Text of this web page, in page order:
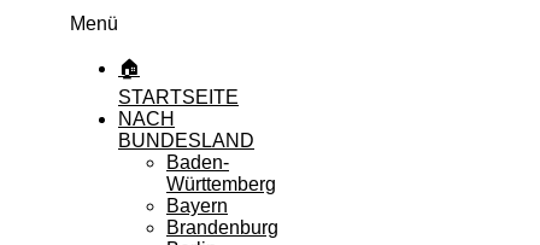
Menü
🏠
STARTSEITE
NACH
BUNDESLAND
Baden-
Württemberg
Bayern
Brandenburg